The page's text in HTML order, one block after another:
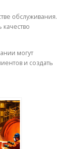
обслуживания.
могут
и создать